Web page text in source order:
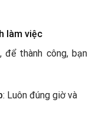
làm việc
để thành công, bạn
: Luôn đúng giờ và